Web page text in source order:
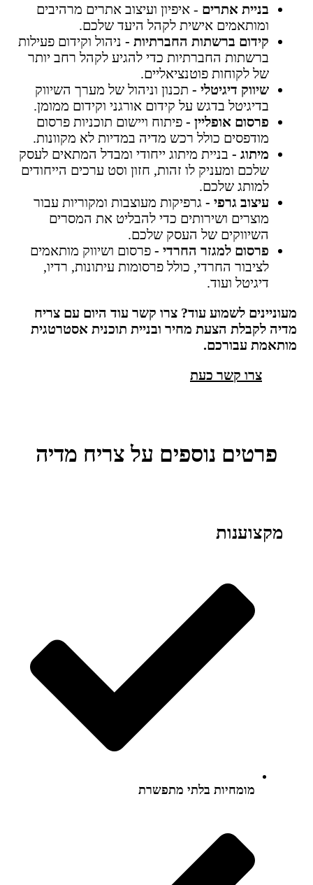
בניית אתרים - איפיון ועיצוב אתרים מרהיבים
ומותאמים אישית לקהל היעד שלכם.
קידום ברשתות החברתיות - ניהול וקידום פעילות
ברשתות החברתיות כדי להגיע לקהל רחב יותר
של לקוחות פוטנציאליים.
שיווק דיגיטלי - תכנון וניהול של מערך השיווק
בדיגיטל בדגש על קידום אורגני וקידום ממומן.
פרסום אופליין - פיתוח ויישום תוכניות פרסום
מודפסים כולל רכש מדיה במדיות לא מקוונות.
מיתוג - בניית מיתוג ייחודי ומבדל המתאים לעסק
שלכם ומעניק לו זהות, חזון וסט ערכים הייחודים
למותג שלכם.
עיצוב גרפי - גרפיקות מעוצבות ומקוריות עבור
מוצרים ושירותים כדי להבליט את המסרים
השיווקים של העסק שלכם.
פרסום למגזר החרדי - פרסום ושיווק מותאמים
לציבור החרדי, כולל פרסומות עיתונות, רדיו,
דיגיטל ועוד.
מעוניינים לשמוע עוד? צרו קשר עוד היום עם צריח
מדיה לקבלת הצעת מחיר ובניית תוכנית אסטרטגית
מותאמת עבורכם.
צרו קשר כעת
פרטים נוספים על צריח מדיה
מקצוענות
מומחיות בלתי מתפשרת